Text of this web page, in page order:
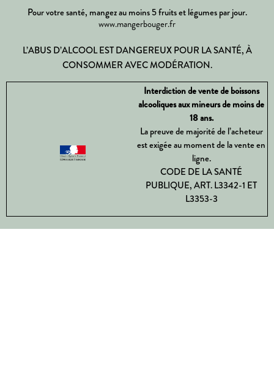
Pour votre santé, mangez au moins 5 fruits et légumes par jour.
www.mangerbouger.fr
L’ABUS D’ALCOOL EST DANGEREUX POUR LA SANTÉ, À
CONSOMMER AVEC MODÉRATION.
Interdiction de vente de boissons
alcooliques aux mineurs de moins de
18 ans.
La preuve de majorité de l’acheteur
est exigée au moment de la vente en
ligne.
CODE DE LA SANTÉ
PUBLIQUE, ART. L3342-1 ET
L3353-3